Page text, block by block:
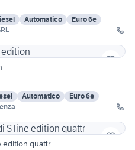
Automatico
Euro 6e
Automatico
Euro 6e
edition quattr